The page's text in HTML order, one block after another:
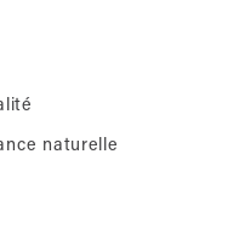
naturelle